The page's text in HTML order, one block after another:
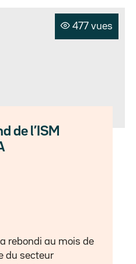
477 vues
de l’ISM
a rebondi au mois de
du secteur